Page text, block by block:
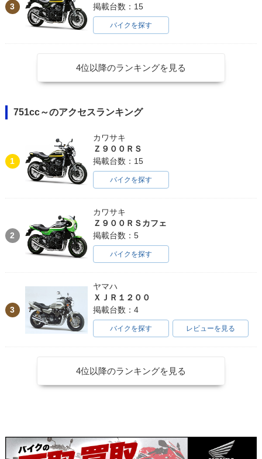
2007年 CB1300 SU
2007年 CB1300 SU
2007年 CB1300 SU
イナーチェンジ
PER BOL D'OR AB
S Special・特別・
限定仕様
2006年 CB1300 SU
PER BOL D'OR・カ
PER BOL D'OR AB
S・新登場
PER BOL D'OR・新
登場
3
掲載台数：15
バイクを探す
4位以降のランキングを見る
751cc～のアクセスランキング
1
カワサキ
Ｚ９００ＲＳ
掲載台数：15
バイクを探す
2
カワサキ
Ｚ９００ＲＳカフェ
掲載台数：5
バイクを探す
3
ヤマハ
ＸＪＲ１２００
掲載台数：4
バイクを探す レビューを見る
4位以降のランキングを見る